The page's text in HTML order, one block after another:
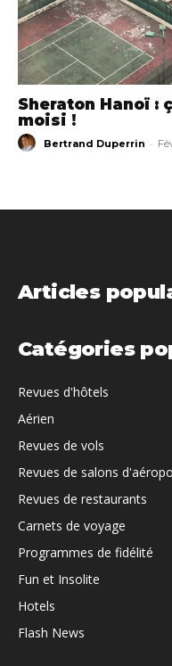
Sheraton Hanoï :
moisi !
Bertrand Duperrin -
Articles
Catégories
Revues d'hôtels
Aérien
Revues de vols
Revues de salons
Revues de restaurants
Carnets de voyage
Programmes de fidélité
Fun et Insolite
Hotels
Flash News